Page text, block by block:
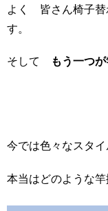
よく 皆さん椅子替
す。
そして もう一つが
今では色々なスタ
本当はどのような